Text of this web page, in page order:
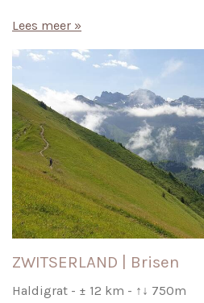
Lees meer »
ZWITSERLAND | Brisen
Haldigrat - ± 12 km - ↑↓ 750m